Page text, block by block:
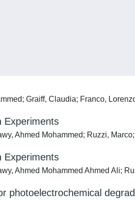
Graiff, Claudia; Franco,
Experiments
Ahmed Mohammed; Ruzzi,
Experiments
Ahmed Mohammed Ahmed Ali;
photoelectrochemical